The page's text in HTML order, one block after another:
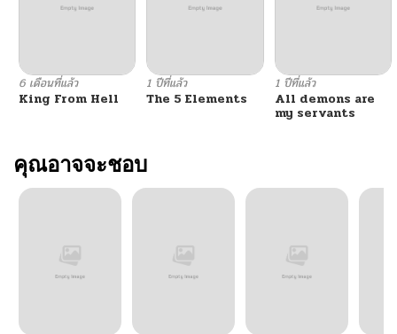
ตอนที่ 65 10/25/2024
ตอนที่ 64
ตอนที่ 63 10/25/2024
ตอนที่ 62
6 เดือนที่แล้ว
King From Hell
1 ปีที่แล้ว
The 5 Elements
1 ปีที่แล้ว
All demons are
my servants
คุณอาจจะชอบ